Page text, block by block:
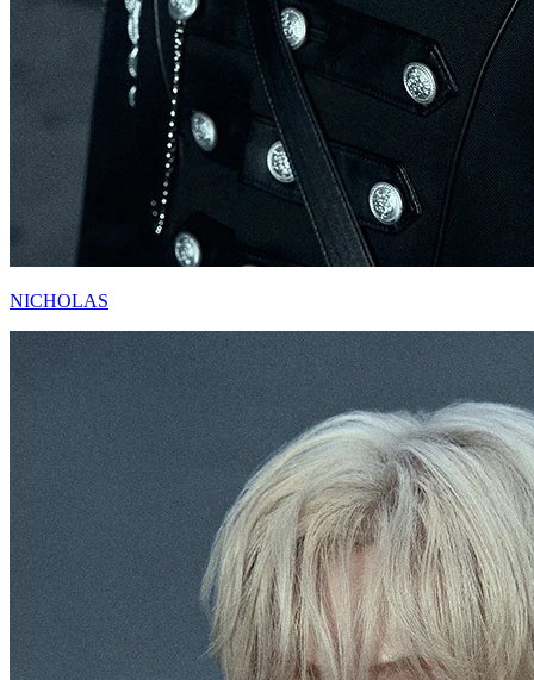
NICHOLAS